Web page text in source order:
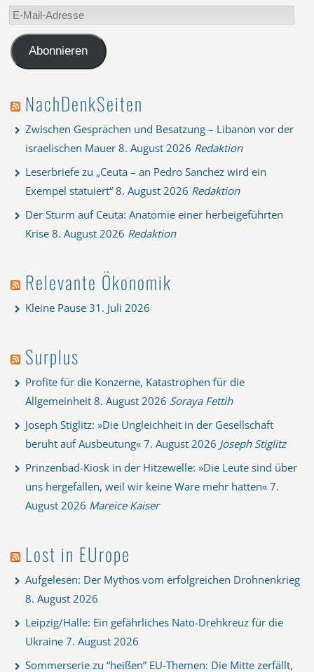
E-
Mail-
AdresseAbonnieren
NachDenkSeiten
Zwischen Gesprächen und Besatzung – Libanon vor der
israelischen Mauer 8. August 2026 Redaktion
Leserbriefe zu „Ceuta – an Pedro Sanchez wird ein
Exempel statuiert“ 8. August 2026 Redaktion
Der Sturm auf Ceuta: Anatomie einer herbeigeführten
Krise 8. August 2026 Redaktion
Relevante Ökonomik
Kleine Pause 31. Juli 2026
Surplus
Profite für die Konzerne, Katastrophen für die
Allgemeinheit 8. August 2026 Soraya Fettih
Joseph Stiglitz: »Die Ungleichheit in der Gesellschaft
beruht auf Ausbeutung« 7. August 2026 Joseph Stiglitz
Prinzenbad-Kiosk in der Hitzewelle: »Die Leute sind über
uns hergefallen, weil wir keine Ware mehr hatten« 7.
August 2026 Mareice Kaiser
Lost in EUrope
Aufgelesen: Der Mythos vom erfolgreichen Drohnenkrieg
8. August 2026
Leipzig/Halle: Ein gefährliches Nato-Drehkreuz für die
Ukraine 7. August 2026
Sommerserie zu “heißen” EU-Themen: Die Mitte zerfällt,